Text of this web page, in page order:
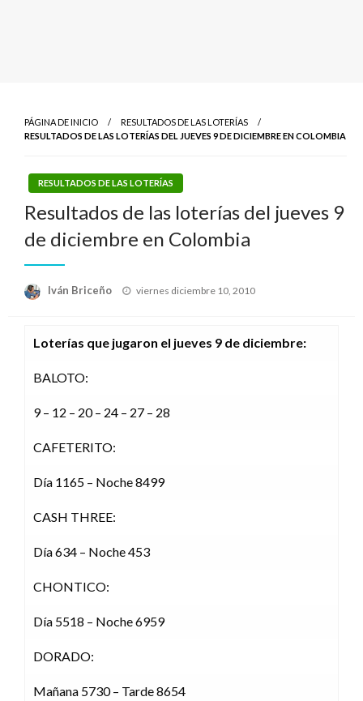
PÁGINA DE INICIO
RESULTADOS DE LAS LOTERÍAS
RESULTADOS DE LAS LOTERÍAS DEL JUEVES 9 DE DICIEMBRE EN COLOMBIA
RESULTADOS DE LAS LOTERÍAS
Resultados de las loterías del jueves 9
de diciembre en Colombia
Iván Briceño
Publicado
viernes diciembre 10, 2010
Loterías que jugaron el jueves 9 de diciembre:
BALOTO:
9 – 12 – 20 – 24 – 27 – 28
CAFETERITO:
Día 1165 – Noche 8499
CASH THREE:
Día 634 – Noche 453
CHONTICO:
Día 5518 – Noche 6959
DORADO:
Mañana 5730 – Tarde 8654